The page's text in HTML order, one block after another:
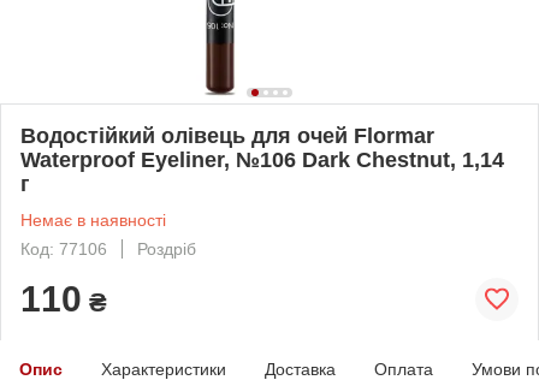
Водостійкий олівець для очей Flormar
Waterproof Eyeliner, №106 Dark Chestnut, 1,14
г
Немає в наявності
Код: 77106
Роздріб
110 ₴
Опис Характеристики Доставка Оплата Умови